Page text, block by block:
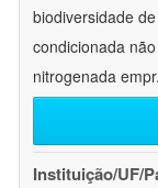
biodiversidade
condicionada
nitrogenada empr
Instituição/UF/